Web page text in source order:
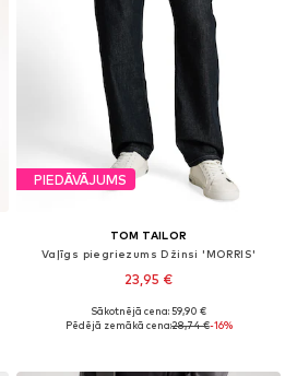
PIEDĀVĀJUMS
TOM TAILOR
Vaļīgs piegriezums Džinsi 'MORRIS'
23,95 €
Sākotnējā cena: 59,90 €
Pēdējā zemākā cena:28,74 €-16%